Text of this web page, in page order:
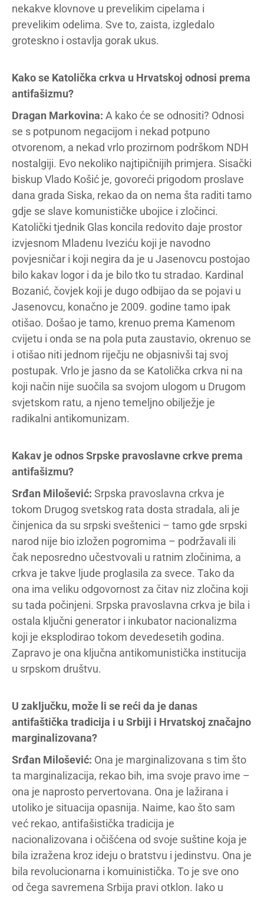
nekakve klovnove u prevelikim cipelama i
prevelikim odelima. Sve to, zaista, izgledalo
groteskno i ostavlja gorak ukus.
Kako se Katolička crkva u Hrvatskoj odnosi prema
antifašizmu?
Dragan Markovina: A kako će se odnositi? Odnosi
se s potpunom negacijom i nekad potpuno
otvorenom, a nekad vrlo prozirnom podrškom NDH
nostalgiji. Evo nekoliko najtipičnijih primjera. Sisački
biskup Vlado Košić je, govoreći prigodom proslave
dana grada Siska, rekao da on nema šta raditi tamo
gdje se slave komunističke ubojice i zločinci.
Katolički tjednik Glas koncila redovito daje prostor
izvjesnom Mladenu Iveziću koji je navodno
povjesničar i koji negira da je u Jasenovcu postojao
bilo kakav logor i da je bilo tko tu stradao. Kardinal
Bozanić, čovjek koji je dugo odbijao da se pojavi u
Jasenovcu, konačno je 2009. godine tamo ipak
otišao. Došao je tamo, krenuo prema Kamenom
cvijetu i onda se na pola puta zaustavio, okrenuo se
i otišao niti jednom riječju ne objasnivši taj svoj
postupak. Vrlo je jasno da se Katolička crkva ni na
koji način nije suočila sa svojom ulogom u Drugom
svjetskom ratu, a njeno temeljno obilježje je
radikalni antikomunizam.
Kakav je odnos Srpske pravoslavne crkve prema
antifašizmu?
Srđan Milošević: Srpska pravoslavna crkva je
tokom Drugog svetskog rata dosta stradala, ali je
činjenica da su srpski sveštenici – tamo gde srpski
narod nije bio izložen pogromima – podržavali ili
čak neposredno učestvovali u ratnim zločinima, a
crkva je takve ljude proglasila za svece. Tako da
ona ima veliku odgovornost za čitav niz zločina koji
su tada počinjeni. Srpska pravoslavna crkva je bila i
ostala ključni generator i inkubator nacionalizma
koji je eksplodirao tokom devedesetih godina.
Zapravo je ona ključna antikomunistička institucija
u srpskom društvu.
U zaključku, može li se reći da je danas
antifaštička tradicija i u Srbiji i Hrvatskoj značajno
marginalizovana?
Srđan Milošević: Ona je marginalizovana s tim što
ta marginalizacija, rekao bih, ima svoje pravo ime –
ona je naprosto pervertovana. Ona je lažirana i
utoliko je situacija opasnija. Naime, kao što sam
već rekao, antifašistička tradicija je
nacionalizovana i očišćena od svoje suštine koja je
bila izražena kroz ideju o bratstvu i jedinstvu. Ona je
bila revolucionarna i komuinistička. To je sve ono
od čega savremena Srbija pravi otklon. Iako u